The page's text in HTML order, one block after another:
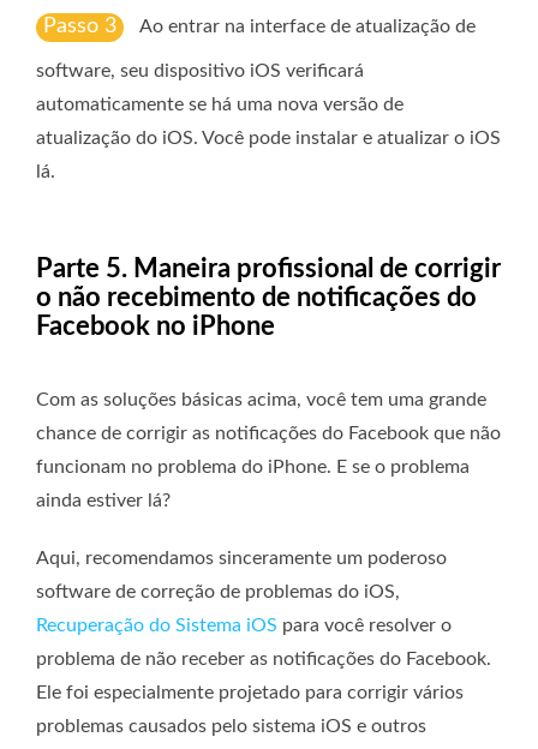
Passo 3 Ao entrar na interface de atualização de
software, seu dispositivo iOS verificará
automaticamente se há uma nova versão de
atualização do iOS. Você pode instalar e atualizar o iOS
lá.
Parte 5. Maneira profissional de corrigir
o não recebimento de notificações do
Facebook no iPhone
Com as soluções básicas acima, você tem uma grande
chance de corrigir as notificações do Facebook que não
funcionam no problema do iPhone. E se o problema
ainda estiver lá?
Aqui, recomendamos sinceramente um poderoso
software de correção de problemas do iOS,
Recuperação do Sistema iOS para você resolver o
problema de não receber as notificações do Facebook.
Ele foi especialmente projetado para corrigir vários
problemas causados ​​pelo sistema iOS e outros